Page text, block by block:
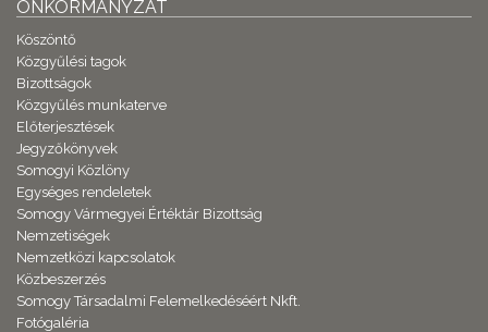
ÖNKORMÁNYZAT
Köszöntő
Közgyűlési tagok
Bizottságok
Közgyűlés munkaterve
Előterjesztések
Jegyzőkönyvek
Somogyi Közlöny
Egységes rendeletek
Somogy Vármegyei Értéktár Bizottság
Nemzetiségek
Nemzetközi kapcsolatok
Közbeszerzés
Somogy Társadalmi Felemelkedéséért Nkft.
Fotógaléria